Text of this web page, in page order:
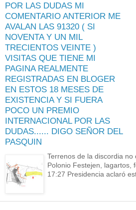
POR LAS DUDAS MI
COMENTARIO ANTERIOR ME
AVALAN LAS 91320 ( SI
NOVENTA Y UN MIL
TRECIENTOS VEINTE )
VISITAS QUE TIENE MI
PAGINA REALMENTE
REGISTRADAS EN BLOGER
EN ESTOS 18 MESES DE
EXISTENCIA Y SI FUERA
POCO UN PREMIO
INTERNACIONAL POR LAS
DUDAS...... DIGO SEÑOR DEL
PASQUIN
Terrenos de la discordia no
Polonio Festejen, lagartos,
17:27 Presidencia aclaró